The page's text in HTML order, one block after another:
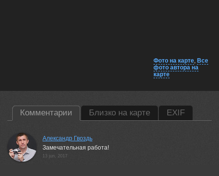
Фото на карте, Все
фото автора на
карте
Комментарии Близко на карте EXIF
Александр Гвоздь
Замечательная работа!
13 jun, 2017